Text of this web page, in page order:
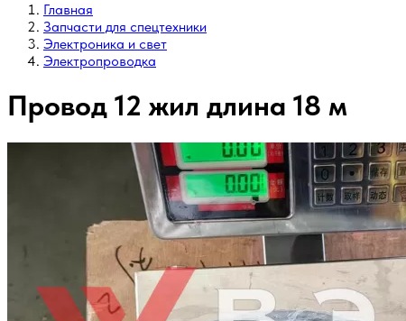
Главная
Запчасти для спецтехники
Электроника и свет
Электропроводка
Провод 12 жил длина 18 м